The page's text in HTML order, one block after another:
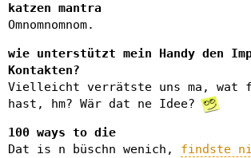
katzen mantra
Omnomnomnom.
wie unterstützt mein Handy den
Kontakten?
Vielleicht verrätste uns ma, wat
hast, hm? Wär dat ne Idee?
100 ways to die
Dat is n büschn wenich, findste